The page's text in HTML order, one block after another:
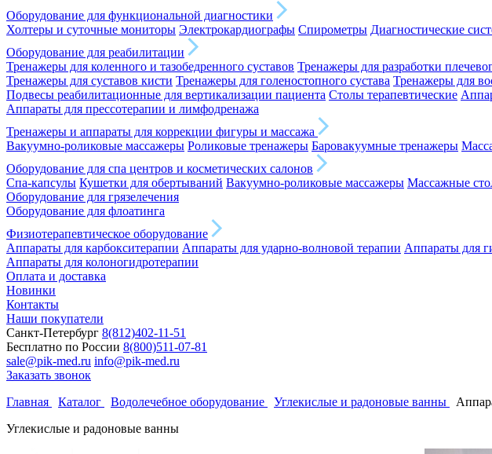
Оборудование для функциональной диагностики
Холтеры и суточные мониторы Электрокардиографы Спирометры Диагностические
Оборудование для реабилитации
Тренажеры для коленного и тазобедренного суставов Тренажеры для разработки
Тренажеры для суставов кисти Тренажеры для голеностопного сустава Тренажеры для
Подвесы реабилитационные для вертикализации пациента Столы терапевтические
Аппараты для прессотерапии и лимфодренажа
Тренажеры и аппараты для коррекции фигуры и массажа
Вакуумно-роликовые массажеры Роликовые тренажеры Баровакуумные тренажеры
Оборудование для спа центров и косметических салонов
Спа-капсулы Кушетки для обертываний Вакуумно-роликовые массажеры Массажные
Оборудование для грязелечения
Оборудование для флоатинга
Физиотерапевтическое оборудование
Аппараты для карбокситерапии Аппараты для ударно-волновой терапии Аппараты для
Аппараты для колоногидротерапии
Оплата и доставка
Новинки
Контакты
Наши покупатели
Санкт-Петербург 8(812)402-11-51
Бесплатно по России 8(800)511-07-81
sale@pik-med.ru info@pik-med.ru
Заказать звонок
Главная Каталог Водолечебное оборудование Углекислые и радоновые ванны
Углекислые и радоновые ванны